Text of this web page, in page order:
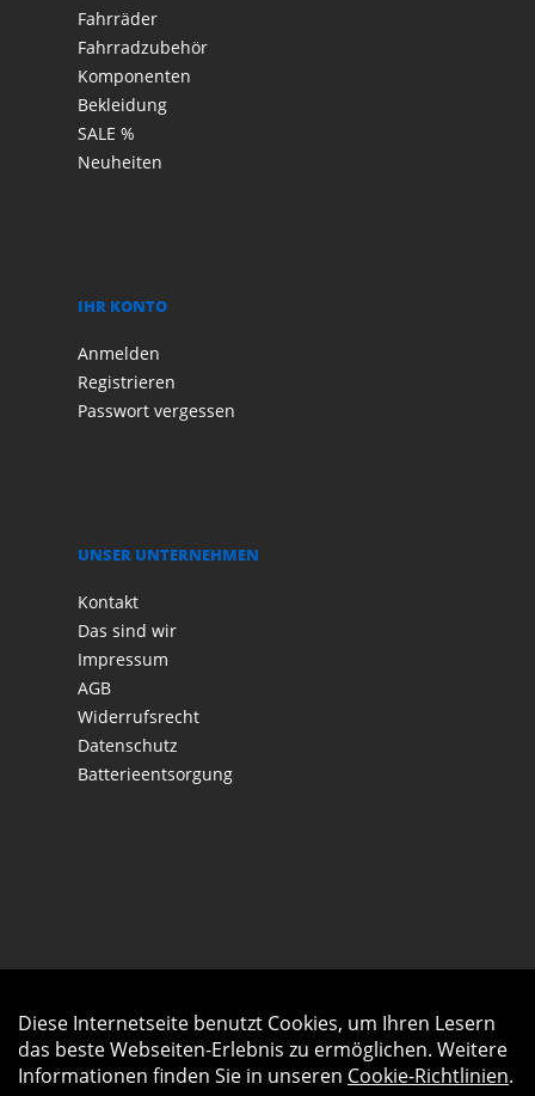
Fahrräder
Fahrradzubehör
Komponenten
Bekleidung
SALE %
Neuheiten
IHR KONTO
Anmelden
Registrieren
Passwort vergessen
UNSER UNTERNEHMEN
Kontakt
Das sind wir
Impressum
AGB
Widerrufsrecht
Datenschutz
Batterieentsorgung
Diese Internetseite benutzt Cookies, um Ihren Lesern
das beste Webseiten-Erlebnis zu ermöglichen. Weitere
Informationen finden Sie in unseren Cookie-Richtlinien.
Auftrag widerrufen